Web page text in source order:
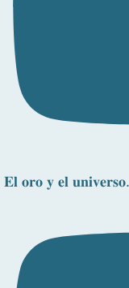
𝐄𝐥 𝐨𝐫𝐨 𝐲 𝐞𝐥